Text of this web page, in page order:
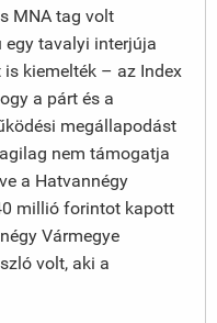
MNA tag volt
egy tavalyi interjúja
kiemelték – az Index
a párt és a
megállapodást
nem támogatja
a Hatvannégy
millió forintot kapott
Vármegye
volt, aki a